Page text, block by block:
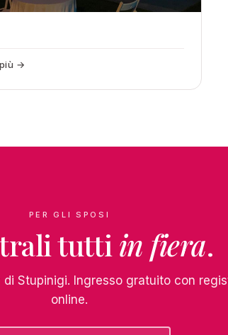
→
PER GLI SPOSI
tutti in fiera.
di Stupinigi. Ingresso gratuito con
online.